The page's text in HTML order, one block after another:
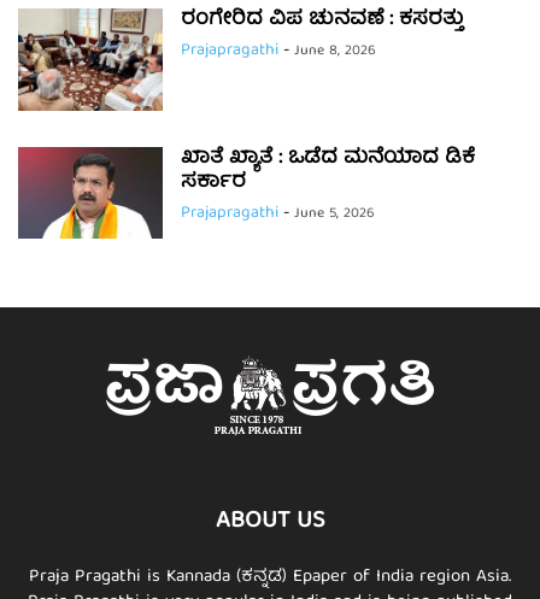
ರಂಗೇರಿದ ವಿಪ ಚುನವಣೆ : ಕಸರತ್ತು
Prajapragathi-June 8, 2026
ಖಾತೆ ಖ್ಯಾತೆ : ಒಡೆದ ಮನೆಯಾದ ಡಿಕೆ
ಸರ್ಕಾರ
Prajapragathi-June 5, 2026
ABOUT US
Praja Pragathi is Kannada (ಕನ್ನಡ) Epaper of India region Asia.